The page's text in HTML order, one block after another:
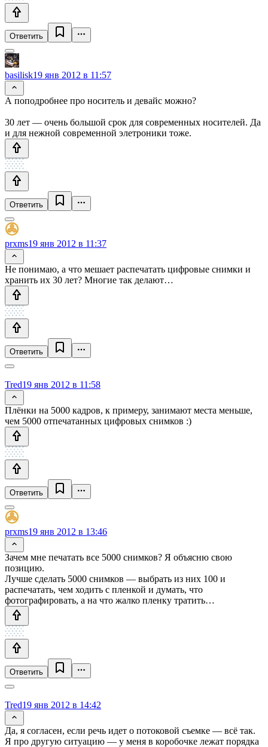
Ответить
basilisk19 янв 2012 в 11:57
А поподробнее про носитель и девайс можно?
30 лет — очень большой срок для современных носителей. Да
и для нежной современной элетроники тоже.
Ответить
prxms19 янв 2012 в 11:37
Не понимаю, а что мешает распечатать цифровые снимки и
хранить их 30 лет? Многие так делают…
Ответить
Tred19 янв 2012 в 11:58
Плёнки на 5000 кадров, к примеру, занимают места меньше,
чем 5000 отпечатанных цифровых снимков :)
Ответить
prxms19 янв 2012 в 13:46
Зачем мне печатать все 5000 снимков? Я объясню свою
позицию.
Лучше сделать 5000 снимков — выбрать из них 100 и
распечатать, чем ходить с пленкой и думать, что
фотографировать, а на что жалко пленку тратить…
Ответить
Tred19 янв 2012 в 14:42
Да, я согласен, если речь идет о потоковой съемке — всё так.
Я про другую ситуацию — у меня в коробочке лежат порядка